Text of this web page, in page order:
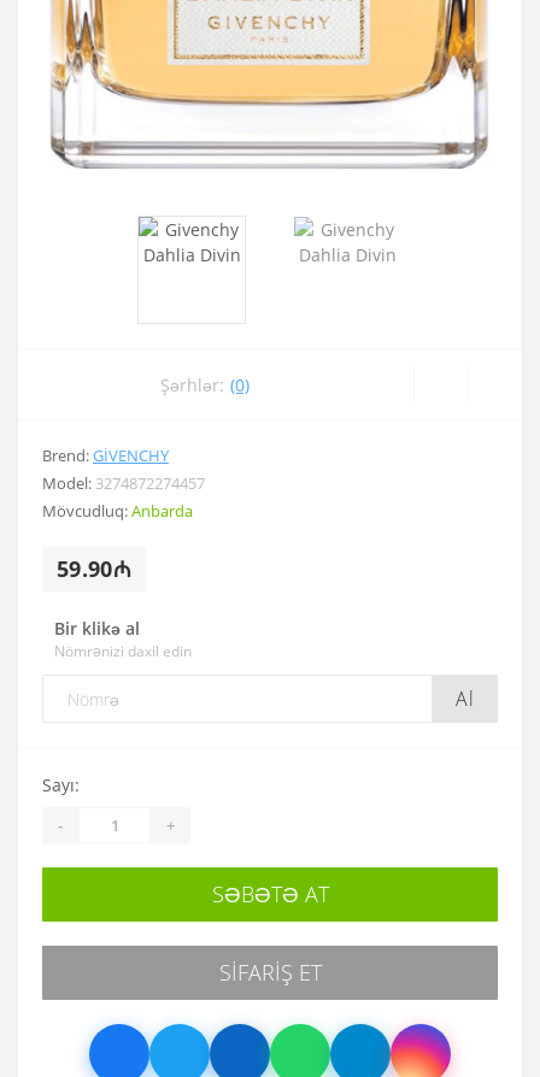
Şərhlər: (0)
Brend:GIVENCHY
Model: 3274872274457
Mövcudluq:Anbarda
59.90₼
Bir klikə al
Nömrənizi daxil edin
Al
Sayı:
- +
SƏBƏTƏ AT
SIFARIŞ ET